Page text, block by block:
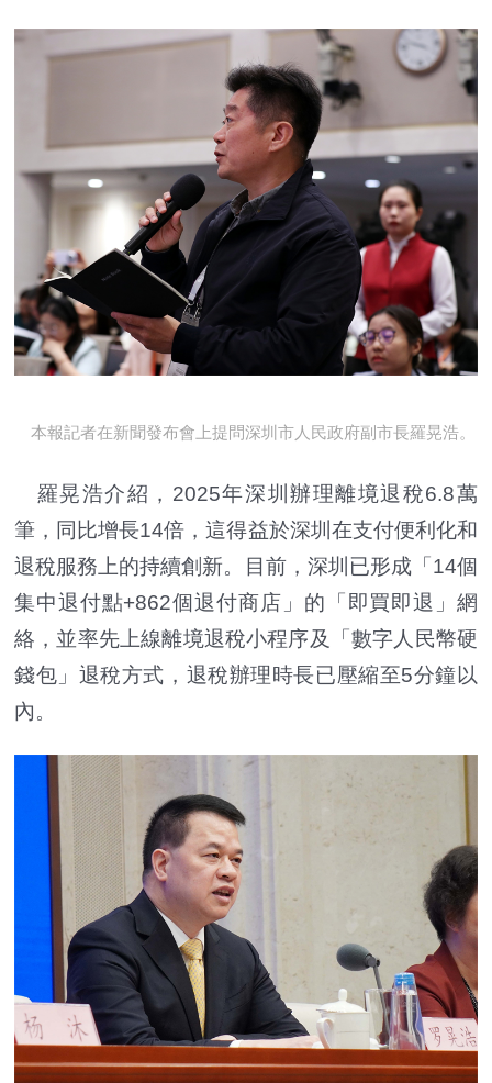
本報記者在新聞發布會上提問深圳市人民政府副市長羅晃浩。
羅晃浩介紹，2025年深圳辦理離境退稅6.8萬
筆，同比增長14倍，這得益於深圳在支付便利化和
退稅服務上的持續創新。目前，深圳已形成「14個
集中退付點+862個退付商店」的「即買即退」網
絡，並率先上線離境退稅小程序及「數字人民幣硬
錢包」退稅方式，退稅辦理時長已壓縮至5分鐘以
內。